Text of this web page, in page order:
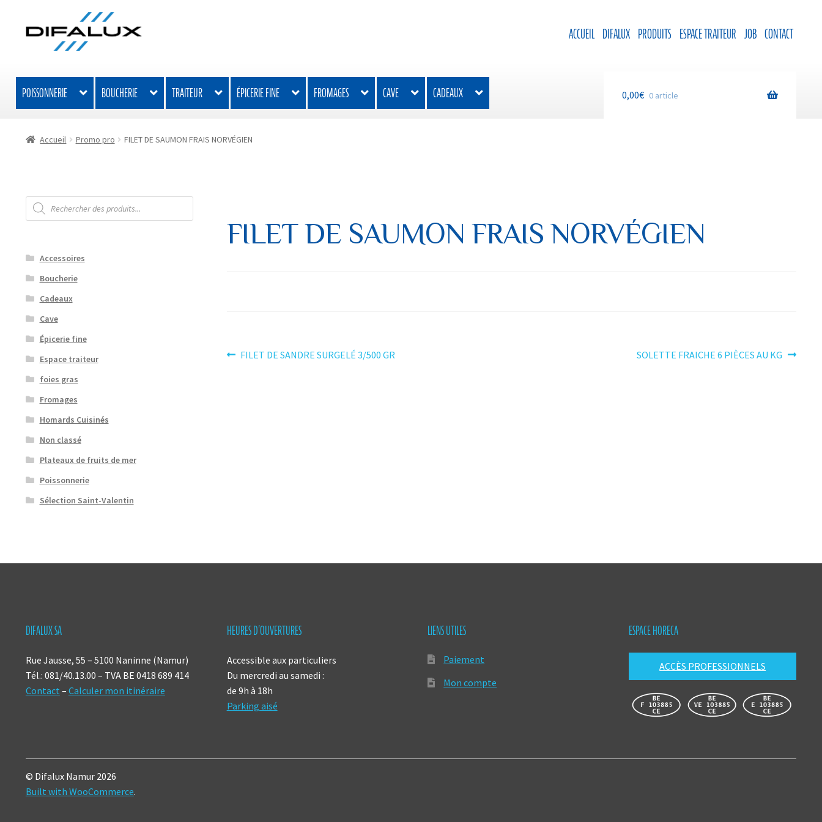
à
au
contenu
ACCUEIL DIFALUX PRODUITS ESPACE TRAITEUR JOB CONTACT
POISSONNERIE BOUCHERIE TRAITEUR ÉPICERIE FINE FROMAGES CAVE CADEAUX 0,00€ 0 article
Accueil Promo pro FILET DE SAUMON FRAIS NORVÉGIEN
FILET DE SAUMON FRAIS NORVÉGIEN
Navigation
Article
FILET DE SANDRE SURGELÉ 3/500 GR
Article
SOLETTE FRAICHE 6 PIÈCES AU KG
Recherche
de
produits
Accessoires
Boucherie
Cadeaux
Cave
Épicerie fine
Espace traiteur
foies gras
Fromages
Homards Cuisinés
Non classé
Plateaux de fruits de mer
Poissonnerie
Sélection Saint-Valentin
DIFALUX SA
Rue Jausse, 55 – 5100 Naninne (Namur)
Tél.: 081/40.13.00 – TVA BE 0418 689 414
Contact – Calculer mon itinéraire
HEURES D’OUVERTURES
Accessible aux particuliers
Du mercredi au samedi :
de 9h à 18h
Parking aisé
LIENS UTILES
Paiement
Mon compte
ESPACE HORECA
ACCÈS PROFESSIONNELS
© Difalux Namur 2026
Built with WooCommerce.